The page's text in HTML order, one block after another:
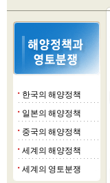
■ 한국의 해양정책
■ 일본의 해양정책
■ 중국의 해양정책
■ 세계의 해양정책
■ 세계의 영토분쟁